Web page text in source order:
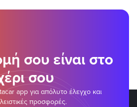
σου είναι στο
σου
app για απόλυτο έλεγχο και
προσφορές.